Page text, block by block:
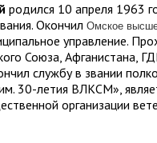
родился 10 апреля 1963
Окончил Омское
управление.
Союза, Афганистана,
службу в звании
30-летия ВЛКСМ»,
организации